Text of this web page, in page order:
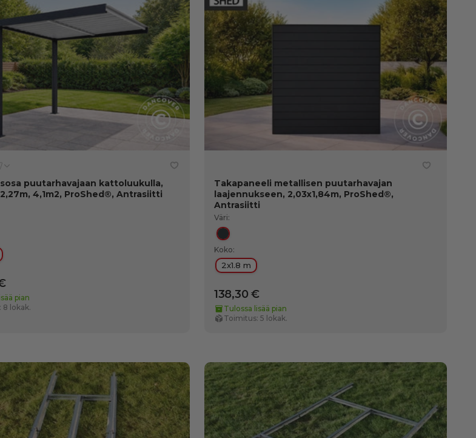
puutarhavajaan kattoluukulla,
4,1m2, ProShed®, Antrasiitti
pian
8 lokak.
Takapaneeli metallisen puutarhavajan
laajennukseen, 2,03x1,84m, ProShed®,
Antrasiitti
Väri:
Antrasiitti
Koko:
2x1.8 m
138,30 €
Tulossa lisää pian
Toimitus: 5 lokak.